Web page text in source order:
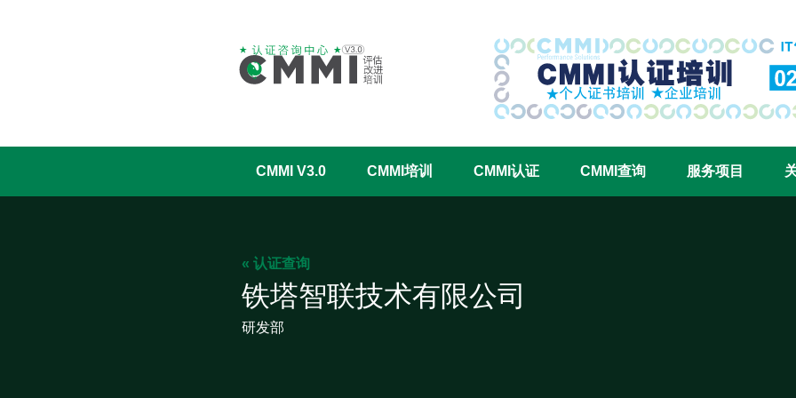
CMMI认证咨询中心官网
CMMI V3.0 CMMI培训 CMMI认证 CMMI查询 服务项目
« 认证查询
铁塔智联技术有限公司
研发部